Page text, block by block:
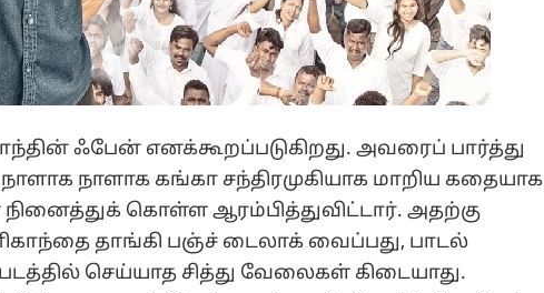
ஃபேன் எனக்கூறப்படுகிறது. அவரைப் பார்த்து
நாளாக நாளாக கங்கா சந்திரமுகியாக மாறிய கதையாக
கொள்ள ஆரம்பித்துவிட்டார். அதற்கு
தாங்கி பஞ்ச் டைலாக் வைப்பது, பாடல்
செய்யாத சித்து வேலைகள் கிடையாது.